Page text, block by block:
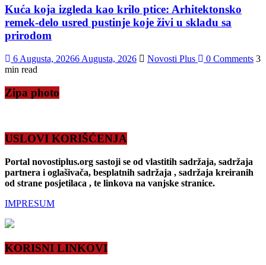
Kuća koja izgleda kao krilo ptice: Arhitektonsko
remek-delo usred pustinje koje živi u skladu sa
prirodom
6 Augusta, 20266 Augusta, 2026 Novosti Plus 0 Comments 3
min read
Zipa photo
USLOVI KORIŠĆENJA
Portal novostiplus.org sastoji se od vlastitih sadržaja, sadržaja
partnera i oglašivača, besplatnih sadržaja , sadržaja kreiranih
od strane posjetilaca , te linkova na vanjske stranice.
IMPRESUM
KORISNI LINKOVI